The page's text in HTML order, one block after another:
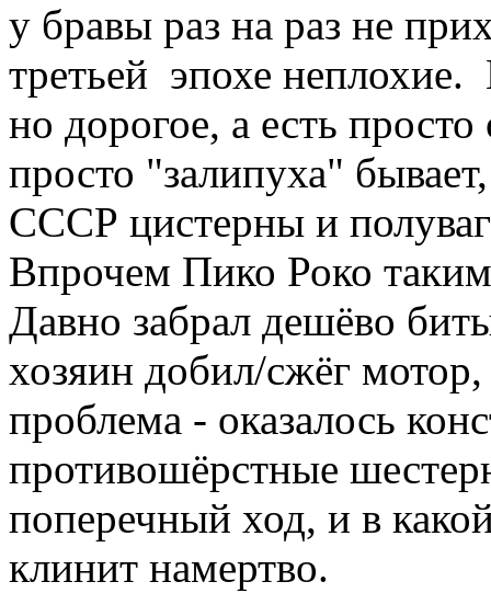
у бравы раз на раз не
третьей эпохе
но дорогое, а есть
просто "залипуха"
СССР цистерны и
Впрочем Пико Роко
Давно забрал дешёво
хозяин добил/сжёг
проблема - оказалось
противошёрстные
поперечный ход, и в
клинит намертво.